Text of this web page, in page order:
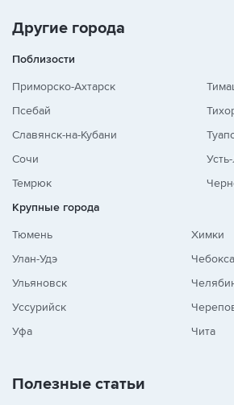
Другие города
Поблизости
Приморско-Ахтарск
Псебай
Славянск-на-Кубани
Сочи
Темрюк
Крупные города
Тюмень
Улан-Удэ
Ульяновск
Уссурийск
Уфа
Химки
Чита
Полезные статьи